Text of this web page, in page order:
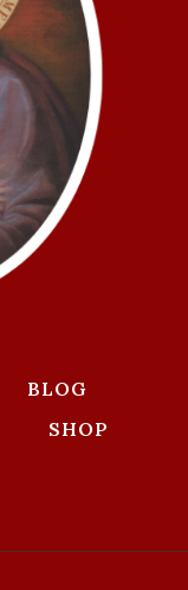
BLOG
SHOP